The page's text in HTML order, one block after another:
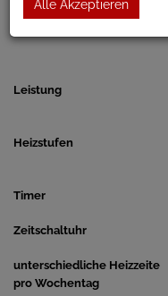
Leistung
Heizstufen
Timer
Zeitschaltuhr
unterschiedliche Heizzeite
pro Wochentag
Alle Akzeptieren